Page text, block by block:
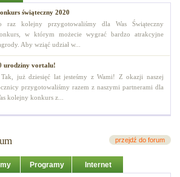
świąteczny 2020
raz kolejny przygotowaliśmy dla Was Świąteczny
w którym możecie wygrać bardzo atrakcyjne
Aby wziąć udział w...
urodziny vortalu!
już dziesięć lat jesteśmy z Wami! Z okazji naszej
przygotowaliśmy razem z naszymi partnerami dla
kolejny konkurs z...
przejdź do forum
Programy Internet